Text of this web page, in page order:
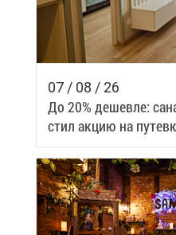
07 / 08 / 26
До 20% де­шев­ле:
стил ак­цию на